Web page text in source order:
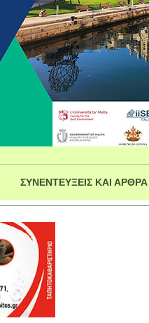
ΣΥΝΕΝΤΕΥΞΕΙΣ ΚΑΙ ΑΡΘΡΑ